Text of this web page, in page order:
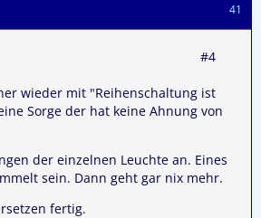
41
#4
wieder mit "Reihenschaltung ist
Sorge der hat keine Ahnung von
der einzelnen Leuchte an. Eines
sein. Dann geht gar nix mehr.
fertig.